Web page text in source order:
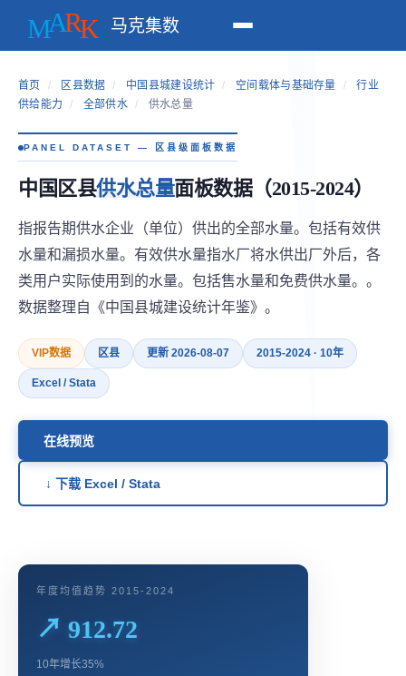
马克集数
首页 / 区县数据 / 中国县城建设统计 / 空间载体与基础存量 /
行业
供给能力
/ 全部供水 / 供水总量
PANEL DATASET — 区县级面板数据
中国区县供水总量面板数据（2015-2024）
指报告期供水企业（单位）供出的全部水量。包括有效供
水量和漏损水量。有效供水量指水厂将水供出厂外后，各
类用户实际使用到的水量。包括售水量和免费供水量。。
数据整理自《中国县城建设统计年鉴》。
VIP数据 区县 更新 2026-08-07 2015-2024 · 10年
Excel / Stata
在线预览
↓ 下载 Excel / Stata
年度均值趋势 2015-2024
↗ 912.72
10年增长35%